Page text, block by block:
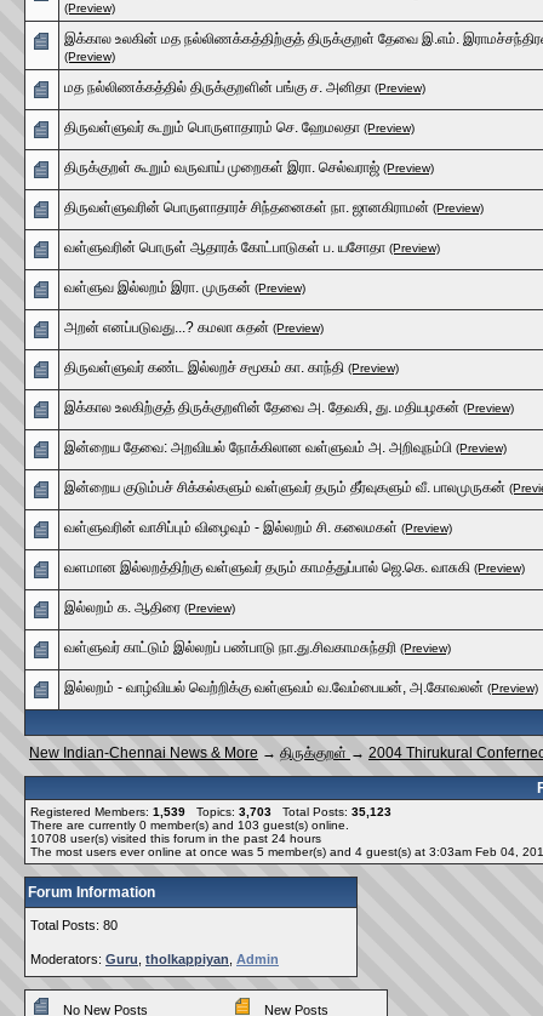
(Preview)
இக்கால உலகின் மத நல்லிணக்கத்திற்குத் திருக்குறள் தேவை இ.எம்.
(Preview)
மத நல்லிணக்கத்தில் திருக்குறளின் பங்கு ச. அனிதா (Preview)
திருவள்ளுவர் கூறும் பொருளாதாரம் செ. ஹேமலதா (Preview)
திருக்குறள் கூறும் வருவாய் முறைகள் இரா. செல்வராஜ் (Preview)
திருவள்ளுவரின் பொருளாதாரச் சிந்தனைகள் நா. ஜானகிராமன் (Preview)
வள்ளுவரின் பொருள் ஆதாரக் கோட்பாடுகள் ப. யசோதா (Preview)
வள்ளுவ இல்லறம் இரா. முருகன் (Preview)
அறன் எனப்படுவது...? கமலா சுதன் (Preview)
திருவள்ளுவர் கண்ட இல்லறச் சமூகம் கா. காந்தி (Preview)
இக்கால உலகிற்குத் திருக்குறளின் தேவை அ. தேவகி, து. மதியழகன் (Preview)
இன்றைய தேவை: அறவியல் நோக்கிலான வள்ளுவம் அ. அறிவுநம்பி (Preview)
இன்றைய குடும்பச் சிக்கல்களும் வள்ளுவர் தரும் தீர்வுகளும் வீ. பாலமுருகன்
வள்ளுவரின் வாசிப்பும் விழைவும் - இல்லறம் சி. கலைமகள் (Preview)
வளமான இல்லறத்திற்கு வள்ளுவர் தரும் காமத்துப்பால் ஜெ.கெ. வாசுகி (Preview)
இல்லறம் க. ஆதிரை (Preview)
வள்ளுவர் காட்டும் இல்லறப் பண்பாடு நா.து.சிவகாமசுந்தரி (Preview)
இல்லறம் - வாழ்வியல் வெற்றிக்கு வள்ளுவம் வ.வேம்பையன், அ.கோவலன் (Preview)
New Indian-Chennai News & More → திருக்குறள் → 2004 Thirukural
Registered Members: 1,539 Topics: 3,703 Total Posts: 35,123
There are currently 0 member(s) and 103 guest(s) online
10708 user(s) visited this forum in the past 24 hours
The most users ever online at once was 5 member(s) and 4 guest(s) at 3:03am Feb 04,
Forum Information
Total Posts: 80
Moderators: Guru tholkappiyan Admin
No New Posts New Posts